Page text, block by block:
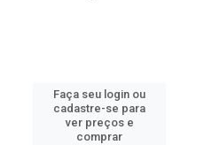
Faça seu login ou
cadastre-se para
ver preços e
comprar